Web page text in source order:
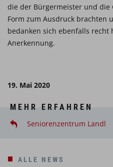
die der Bürgermeister und
Form zum Ausdruck brachten
bedanken sich ebenfalls
Anerkennung.
19. Mai 2020
MEHR ERFAHREN
Seniorenzentrum Landl
ALLE NEWS